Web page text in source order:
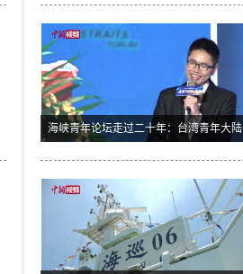
海峡青年论坛走过二十年：台湾青年大陆